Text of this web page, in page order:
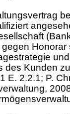
Honorar
des Kunden
E. 2.2.1; P.